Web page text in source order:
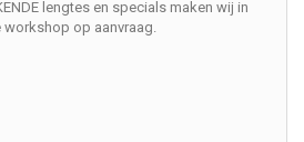
lengtes en specials maken wij in
op aanvraag.